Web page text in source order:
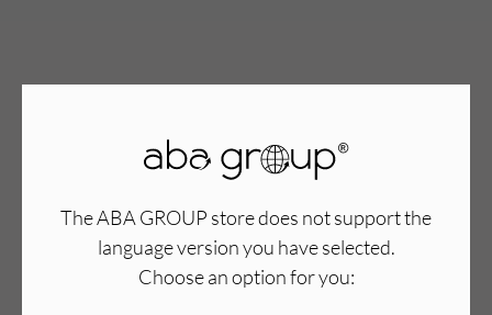
The ABA GROUP store does not support the
language version you have selected.
Choose an option for you: